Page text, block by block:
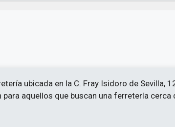
ubicada en la C. Fray Isidoro de Sevilla,
aquellos que buscan una ferretería cerca